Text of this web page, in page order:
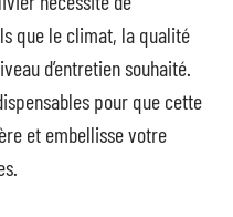
que le climat, la qualité
d’entretien souhaité.
pour que cette
et embellisse votre